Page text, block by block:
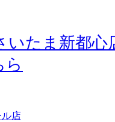
いたま新都心
ら
ル店